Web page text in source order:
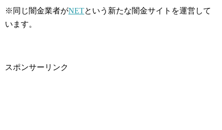
※同じ闇金業者がNETという新たな闇金サイトを運営して
います。
スポンサーリンク